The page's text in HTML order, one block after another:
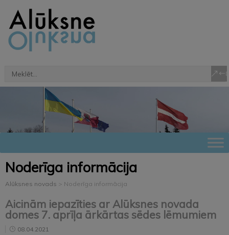
Noderīga informācija
Alūksnes novads > Noderīga informācija
Aicinām iepazīties ar Alūksnes novada
domes 7. aprīļa ārkārtas sēdes lēmumiem
08.04.2021